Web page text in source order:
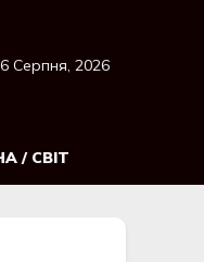
6 Серпня, 2026
/ СВІТ